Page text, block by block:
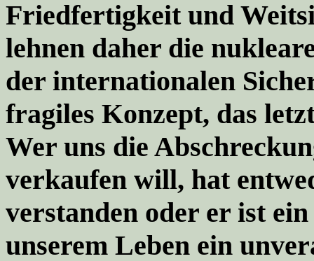
Friedfertigkeit und
lehnen daher die
der internationalen
fragiles Konzept, das
Wer uns die
verkaufen will, hat
verstanden oder er ist
unserem Leben ein